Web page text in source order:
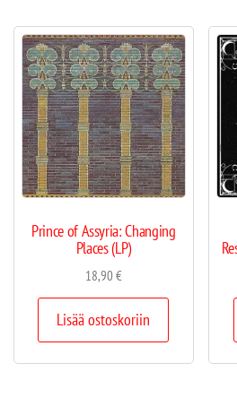
Prince of Assyria: Changing
Places (LP)
18,90€
Lisää ostoskoriin